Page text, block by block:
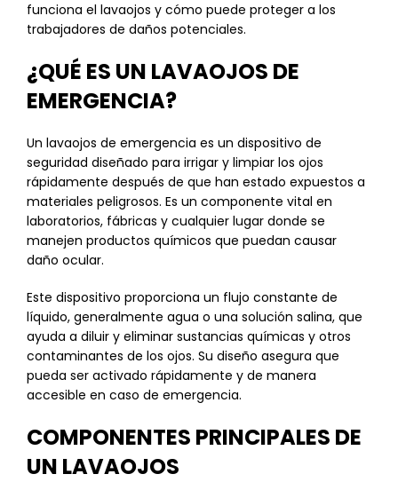
funciona el lavaojos y cómo puede proteger a los
trabajadores de daños potenciales.
¿QUÉ ES UN LAVAOJOS DE
EMERGENCIA?
Un lavaojos de emergencia es un dispositivo de
seguridad diseñado para irrigar y limpiar los ojos
rápidamente después de que han estado expuestos a
materiales peligrosos. Es un componente vital en
laboratorios, fábricas y cualquier lugar donde se
manejen productos químicos que puedan causar
daño ocular.
Este dispositivo proporciona un flujo constante de
líquido, generalmente agua o una solución salina, que
ayuda a diluir y eliminar sustancias químicas y otros
contaminantes de los ojos. Su diseño asegura que
pueda ser activado rápidamente y de manera
accesible en caso de emergencia.
COMPONENTES PRINCIPALES DE
UN LAVAOJOS